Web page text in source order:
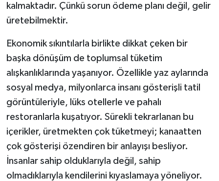
kalmaktadır. Çünkü sorun ödeme planı değil, gelir
üretebilmektir.
Ekonomik sıkıntılarla birlikte dikkat çeken bir
başka dönüşüm de toplumsal tüketim
alışkanlıklarında yaşanıyor. Özellikle yaz aylarında
sosyal medya, milyonlarca insanı gösterişli tatil
görüntüleriyle, lüks otellerle ve pahalı
restoranlarla kuşatıyor. Sürekli tekrarlanan bu
içerikler, üretmekten çok tüketmeyi; kanaatten
çok gösterişi özendiren bir anlayışı besliyor.
İnsanlar sahip olduklarıyla değil, sahip
olmadıklarıyla kendilerini kıyaslamaya yöneliyor.